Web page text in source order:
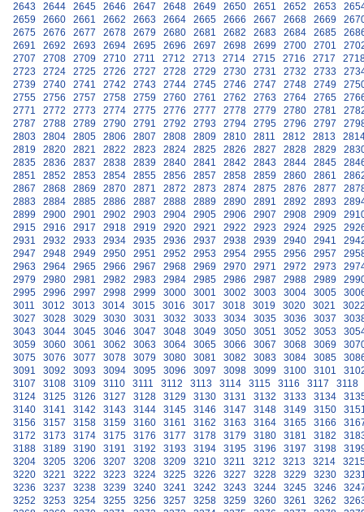
2643
2644 2645 2646 2647 2648 2649 2650 2651 2652 2653
2659
2660 2661 2662 2663 2664 2665 2666 2667 2668 2669
2675
2676 2677 2678 2679 2680 2681 2682 2683 2684 2685
2691
2692 2693 2694 2695 2696 2697 2698 2699 2700 2701
2707
2708 2709 2710 2711 2712 2713 2714 2715 2716 2717
2723
2724 2725 2726 2727 2728 2729 2730 2731 2732 2733
2739
2740 2741 2742 2743 2744 2745 2746 2747 2748 2749
2755
2756 2757 2758 2759 2760 2761 2762 2763 2764 2765
2771
2772 2773 2774 2775 2776 2777 2778 2779 2780 2781
2787
2788 2789 2790 2791 2792 2793 2794 2795 2796 2797
2803
2804 2805 2806 2807 2808 2809 2810 2811 2812 2813
2819
2820 2821 2822 2823 2824 2825 2826 2827 2828 2829
2835
2836 2837 2838 2839 2840 2841 2842 2843 2844 2845
2851
2852 2853 2854 2855 2856 2857 2858 2859 2860 2861
2867
2868 2869 2870 2871 2872 2873 2874 2875 2876 2877
2883
2884 2885 2886 2887 2888 2889 2890 2891 2892 2893
2899
2900 2901 2902 2903 2904 2905 2906 2907 2908 2909
2915
2916 2917 2918 2919 2920 2921 2922 2923 2924 2925
2931
2932 2933 2934 2935 2936 2937 2938 2939 2940 2941
2947
2948 2949 2950 2951 2952 2953 2954 2955 2956 2957
2963
2964 2965 2966 2967 2968 2969 2970 2971 2972 2973
2979
2980 2981 2982 2983 2984 2985 2986 2987 2988 2989
2995
2996 2997 2998 2999 3000 3001 3002 3003 3004 3005
3011
3012 3013 3014 3015 3016 3017 3018 3019 3020 3021
3027
3028 3029 3030 3031 3032 3033 3034 3035 3036 3037
3043
3044 3045 3046 3047 3048 3049 3050 3051 3052 3053
3059
3060 3061 3062 3063 3064 3065 3066 3067 3068 3069
3075
3076 3077 3078 3079 3080 3081 3082 3083 3084 3085
3091
3092 3093 3094 3095 3096 3097 3098 3099 3100 3101
3107
3108 3109 3110 3111 3112 3113 3114 3115 3116 3117
3118
3124
3125 3126 3127 3128 3129 3130 3131 3132 3133 3134
3140
3141 3142 3143 3144 3145 3146 3147 3148 3149 3150
3156
3157 3158 3159 3160 3161 3162 3163 3164 3165 3166
3172
3173 3174 3175 3176 3177 3178 3179 3180 3181 3182
3188
3189 3190 3191 3192 3193 3194 3195 3196 3197 3198
3204
3205 3206 3207 3208 3209 3210 3211 3212 3213 3214
3220
3221 3222 3223 3224 3225 3226 3227 3228 3229 3230
3236
3237 3238 3239 3240 3241 3242 3243 3244 3245 3246
3252
3253 3254 3255 3256 3257 3258 3259 3260 3261 3262